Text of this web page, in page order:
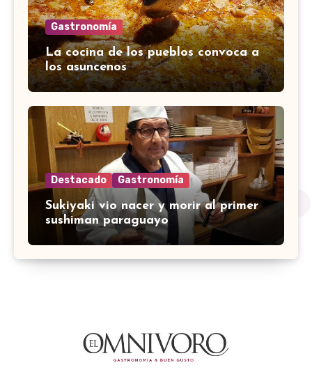
Gastronomía
La cocina de los pueblos convoca a
los asuncenos
Destacado Gastronomía
Sukiyaki vio nacer y morir al primer
sushiman paraguayo